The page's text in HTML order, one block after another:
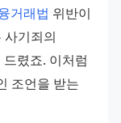
거래법 위반이
사기죄의
렸죠. 이처럼
조언을 받는